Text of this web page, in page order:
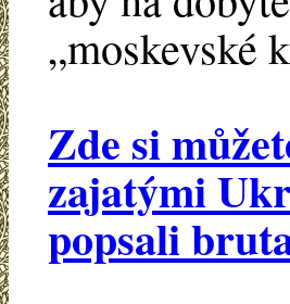
„moskevské
Zde si
zajatými
popsali